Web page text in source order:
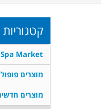
קטגוריות
Spa Market - ספא מרקט
מוצרים
מוצרים